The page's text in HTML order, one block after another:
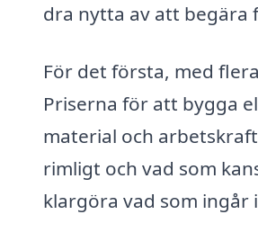
dra nytta av att begära
För det första, med
Priserna för att bygga
material och
rimligt och vad som
klargöra vad som